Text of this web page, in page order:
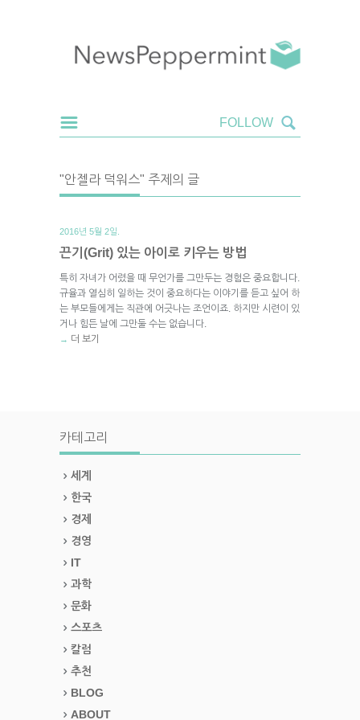
"안젤라 덕워스" 주제의 글
2016년 5월 2일.
끈기(Grit) 있는 아이로 키우는 방법
특히 자녀가 어렸을 때 무언가를 그만두는 경험은 중요합니다.
규율과 열심히 일하는 것이 중요하다는 이야기를 듣고 싶어 하
는 부모들에게는 직관에 어긋나는 조언이죠. 하지만 시련이 있
거나 힘든 날에 그만둘 수는 없습니다.
→ 더 보기
카테고리
세계
한국
경제
경영
IT
과학
문화
스포츠
칼럼
추천
BLOG
ABOUT